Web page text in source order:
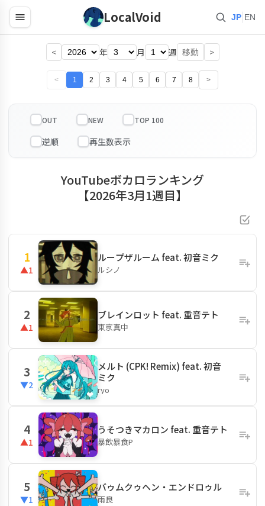
LocalVoid JP EN
< 年 月 週 移動 >
< 1 2 3 4 5 6 7 8 >
OUT NEW TOP 100
YouTubeボカロランキング
【2026年3月1週目】
1
▲1
ループザルーム feat. 初音ミク
ルシノ
2
▲1
ブレインロット feat. 重音テト
東京真中
3
▼2
メルト (CPK! Remix) feat. 初音
ミク
ryo
4
▲1
うそつきマカロン feat. 重音テト
暴飲暴食P
5
▼1
バゥムクゥヘン・エンドロゥル
雨良